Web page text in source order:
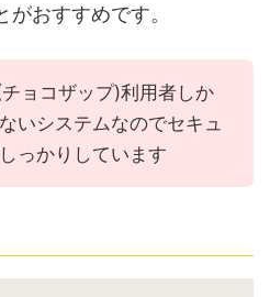
おすすめです。
ョコザップ)利用者しか
いシステムなのでセキュ
っかりしています